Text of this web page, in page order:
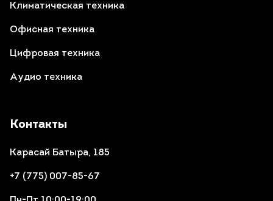
Контакты
Карасай Батыра, 185
+7 (775) 007-85-67
Климатическая техника
Офисная техника
Цифровая техника
Аудио техника